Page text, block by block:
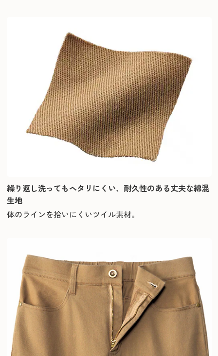
繰り返し洗ってもヘタリにくい、耐久性のある丈夫な綿混
生地
体のラインを拾いにくいツイル素材。